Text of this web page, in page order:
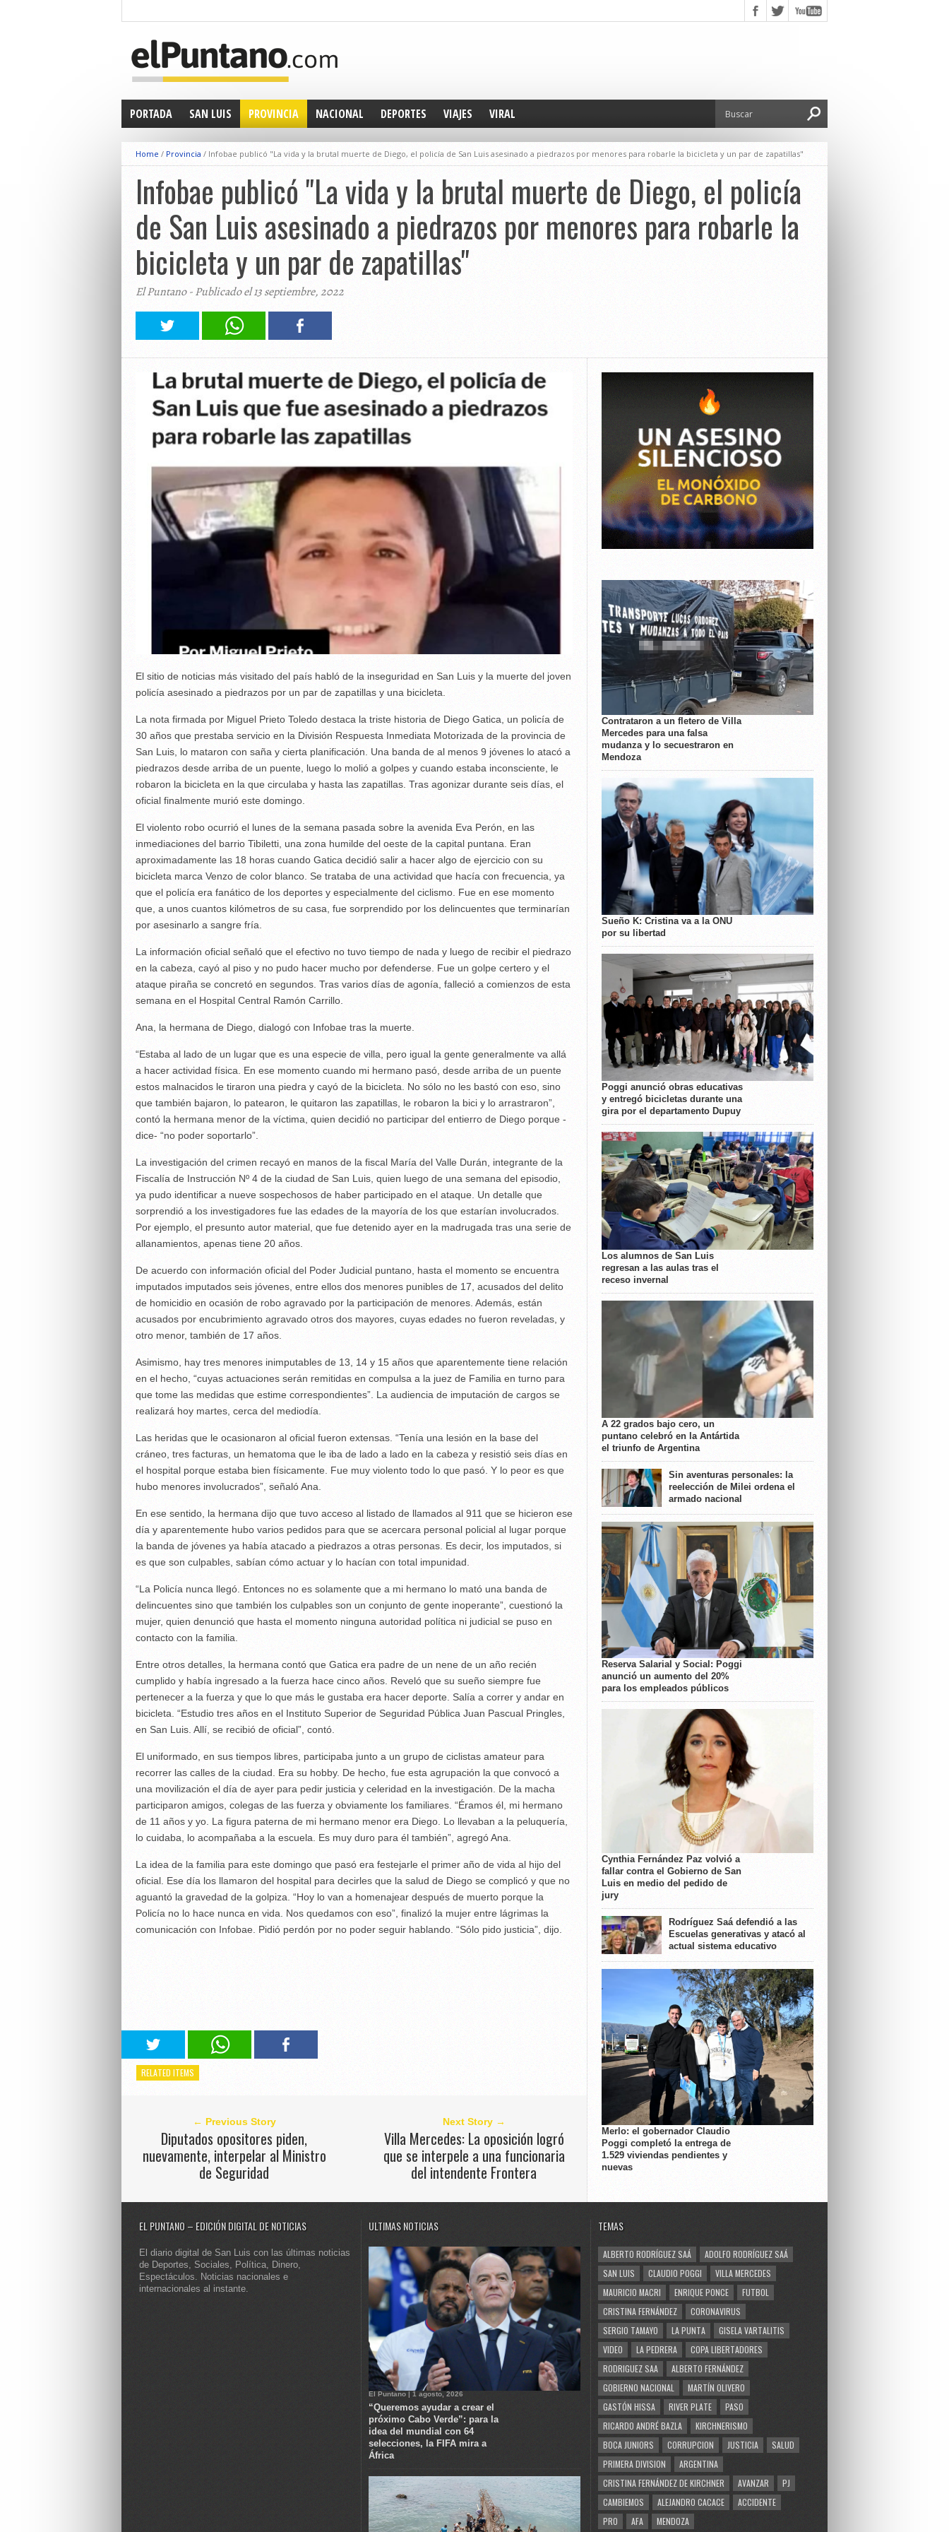
PORTADA SAN LUIS PROVINCIA NACIONAL DEPORTES VIAJES VIRAL
Home / Provincia / Infobae publicó "La vida y la brutal muerte de Diego, el policía de San Luis asesinado a piedrazos por menores para robarle la bicicleta y un par de zapatillas"
Infobae publicó "La vida y la brutal muerte de Diego, el policía
de San Luis asesinado a piedrazos por menores para robarle la
bicicleta y un par de zapatillas"
El Puntano - Publicado el 13 septiembre, 2022
El sitio de noticias más visitado del país habló de la inseguridad en San Luis y la muerte del joven
policía asesinado a piedrazos por un par de zapatillas y una bicicleta.
La nota firmada por Miguel Prieto Toledo destaca la triste historia de Diego Gatica, un policía de
30 años que prestaba servicio en la División Respuesta Inmediata Motorizada de la provincia de
San Luis, lo mataron con saña y cierta planificación. Una banda de al menos 9 jóvenes lo atacó a
piedrazos desde arriba de un puente, luego lo molió a golpes y cuando estaba inconsciente, le
robaron la bicicleta en la que circulaba y hasta las zapatillas. Tras agonizar durante seis días, el
oficial finalmente murió este domingo.
El violento robo ocurrió el lunes de la semana pasada sobre la avenida Eva Perón, en las
inmediaciones del barrio Tibiletti, una zona humilde del oeste de la capital puntana. Eran
aproximadamente las 18 horas cuando Gatica decidió salir a hacer algo de ejercicio con su
bicicleta marca Venzo de color blanco. Se trataba de una actividad que hacía con frecuencia, ya
que el policía era fanático de los deportes y especialmente del ciclismo. Fue en ese momento
que, a unos cuantos kilómetros de su casa, fue sorprendido por los delincuentes que terminarían
por asesinarlo a sangre fría.
La información oficial señaló que el efectivo no tuvo tiempo de nada y luego de recibir el piedrazo
en la cabeza, cayó al piso y no pudo hacer mucho por defenderse. Fue un golpe certero y el
ataque piraña se concretó en segundos. Tras varios días de agonía, falleció a comienzos de esta
semana en el Hospital Central Ramón Carrillo.
Ana, la hermana de Diego, dialogó con Infobae tras la muerte.
“Estaba al lado de un lugar que es una especie de villa, pero igual la gente generalmente va allá
a hacer actividad física. En ese momento cuando mi hermano pasó, desde arriba de un puente
estos malnacidos le tiraron una piedra y cayó de la bicicleta. No sólo no les bastó con eso, sino
que también bajaron, lo patearon, le quitaron las zapatillas, le robaron la bici y lo arrastraron”,
contó la hermana menor de la víctima, quien decidió no participar del entierro de Diego porque -
dice- “no poder soportarlo”.
La investigación del crimen recayó en manos de la fiscal María del Valle Durán, integrante de la
Fiscalía de Instrucción Nº 4 de la ciudad de San Luis, quien luego de una semana del episodio,
ya pudo identificar a nueve sospechosos de haber participado en el ataque. Un detalle que
sorprendió a los investigadores fue las edades de la mayoría de los que estarían involucrados.
Por ejemplo, el presunto autor material, que fue detenido ayer en la madrugada tras una serie de
allanamientos, apenas tiene 20 años.
De acuerdo con información oficial del Poder Judicial puntano, hasta el momento se encuentra
imputados imputados seis jóvenes, entre ellos dos menores punibles de 17, acusados del delito
de homicidio en ocasión de robo agravado por la participación de menores. Además, están
acusados por encubrimiento agravado otros dos mayores, cuyas edades no fueron reveladas, y
otro menor, también de 17 años.
Asimismo, hay tres menores inimputables de 13, 14 y 15 años que aparentemente tiene relación
en el hecho, “cuyas actuaciones serán remitidas en compulsa a la juez de Familia en turno para
que tome las medidas que estime correspondientes”. La audiencia de imputación de cargos se
realizará hoy martes, cerca del mediodía.
Las heridas que le ocasionaron al oficial fueron extensas. “Tenía una lesión en la base del
cráneo, tres facturas, un hematoma que le iba de lado a lado en la cabeza y resistió seis días en
el hospital porque estaba bien físicamente. Fue muy violento todo lo que pasó. Y lo peor es que
hubo menores involucrados”, señaló Ana.
En ese sentido, la hermana dijo que tuvo acceso al listado de llamados al 911 que se hicieron ese
día y aparentemente hubo varios pedidos para que se acercara personal policial al lugar porque
la banda de jóvenes ya había atacado a piedrazos a otras personas. Es decir, los imputados, si
es que son culpables, sabían cómo actuar y lo hacían con total impunidad.
“La Policía nunca llegó. Entonces no es solamente que a mi hermano lo mató una banda de
delincuentes sino que también los culpables son un conjunto de gente inoperante”, cuestionó la
mujer, quien denunció que hasta el momento ninguna autoridad política ni judicial se puso en
contacto con la familia.
Entre otros detalles, la hermana contó que Gatica era padre de un nene de un año recién
cumplido y había ingresado a la fuerza hace cinco años. Reveló que su sueño siempre fue
pertenecer a la fuerza y que lo que más le gustaba era hacer deporte. Salía a correr y andar en
bicicleta. “Estudio tres años en el Instituto Superior de Seguridad Pública Juan Pascual Pringles,
en San Luis. Allí, se recibió de oficial”, contó.
El uniformado, en sus tiempos libres, participaba junto a un grupo de ciclistas amateur para
recorrer las calles de la ciudad. Era su hobby. De hecho, fue esta agrupación la que convocó a
una movilización el día de ayer para pedir justicia y celeridad en la investigación. De la macha
participaron amigos, colegas de las fuerza y obviamente los familiares. “Éramos él, mi hermano
de 11 años y yo. La figura paterna de mi hermano menor era Diego. Lo llevaban a la peluquería,
lo cuidaba, lo acompañaba a la escuela. Es muy duro para él también”, agregó Ana.
La idea de la familia para este domingo que pasó era festejarle el primer año de vida al hijo del
oficial. Ese día los llamaron del hospital para decirles que la salud de Diego se complicó y que no
aguantó la gravedad de la golpiza. “Hoy lo van a homenajear después de muerto porque la
Policía no lo hace nunca en vida. Nos quedamos con eso”, finalizó la mujer entre lágrimas la
comunicación con Infobae. Pidió perdón por no poder seguir hablando. “Sólo pido justicia”, dijo.
RELATED ITEMS
← Previous Story
Diputados opositores piden,
nuevamente, interpelar al Ministro
de Seguridad
Next Story →
Villa Mercedes: La oposición logró
que se interpele a una funcionaria
del intendente Frontera
Contrataron a un fletero de Villa
Mercedes para una falsa
mudanza y lo secuestraron en
Mendoza
Sueño K: Cristina va a la ONU
por su libertad
Poggi anunció obras educativas
y entregó bicicletas durante una
gira por el departamento Dupuy
Los alumnos de San Luis
regresan a las aulas tras el
receso invernal
A 22 grados bajo cero, un
puntano celebró en la Antártida
el triunfo de Argentina
Sin aventuras personales: la
reelección de Milei ordena el
armado nacional
Reserva Salarial y Social: Poggi
anunció un aumento del 20%
para los empleados públicos
Cynthia Fernández Paz volvió a
fallar contra el Gobierno de San
Luis en medio del pedido de
jury
Rodríguez Saá defendió a las
Escuelas generativas y atacó al
actual sistema educativo
Merlo: el gobernador Claudio
Poggi completó la entrega de
1.529 viviendas pendientes y
nuevas
EL PUNTANO – EDICIÓN DIGITAL DE NOTICIAS
El diario digital de San Luis con las últimas noticias
de Deportes, Sociales, Política, Dinero,
Espectáculos. Noticias nacionales e
internacionales al instante.
ULTIMAS NOTICIAS
El Puntano | 1 agosto, 2026
“Queremos ayudar a crear el
próximo Cabo Verde”: para la
idea del mundial con 64
selecciones, la FIFA mira a
África
TEMAS
ALBERTO RODRÍGUEZ SAÁ
ADOLFO RODRÍGUEZ SAÁ
SAN LUIS
CLAUDIO POGGI
VILLA MERCEDES
MAURICIO MACRI
ENRIQUE PONCE
FUTBOL
CRISTINA FERNÁNDEZ
CORONAVIRUS
SERGIO TAMAYO
LA PUNTA
GISELA VARTALITIS
VIDEO
LA PEDRERA
COPA LIBERTADORES
RODRIGUEZ SAA
ALBERTO FERNÁNDEZ
GOBIERNO NACIONAL
MARTÍN OLIVERO
GASTÓN HISSA
RIVER PLATE
PASO
RICARDO ANDRÉ BAZLA
KIRCHNERISMO
BOCA JUNIORS
CORRUPCION JUSTICIA
SALUD
PRIMERA DIVISION
ARGENTINA
CRISTINA FERNÁNDEZ DE KIRCHNER
AVANZAR
PJ
CAMBIEMOS
ALEJANDRO CACACE
ACCIDENTE
PRO
AFA MENDOZA